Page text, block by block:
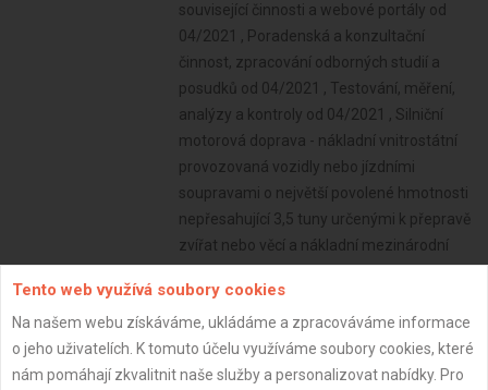
související činnosti a webové portály od
04/2021 , Poradenská a konzultační
činnost, zpracování odborných studií a
posudků od 04/2021 , Testování, měření,
analýzy a kontroly od 04/2021 , Silniční
motorová doprava - nákladní vnitrostátní
provozovaná vozidly nebo jízdními
soupravami o největší povolené hmotnosti
nepřesahující 3,5 tuny určenými k přepravě
zvířat nebo věcí a nákladní mezinárodní
soupravami o největší povolené hmotnosti
nepřesahující 2,5 tuny určenými k přepravě
zvířat nebo věcí, - osobní provozovaná
vozidly určenými pro přepravu nejvýše 9
Tento web využívá soubory cookies
Na našem webu získáváme, ukládáme a zpracováváme informace
o jeho uživatelích. K tomuto účelu využíváme soubory cookies, které
nám pomáhají zkvalitnit naše služby a personalizovat nabídky. Pro